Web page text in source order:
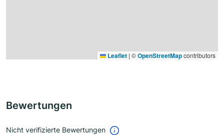
Leaflet | ©OpenStreetMapcontributors
Bewertungen
Nicht verifizierte Bewertungen